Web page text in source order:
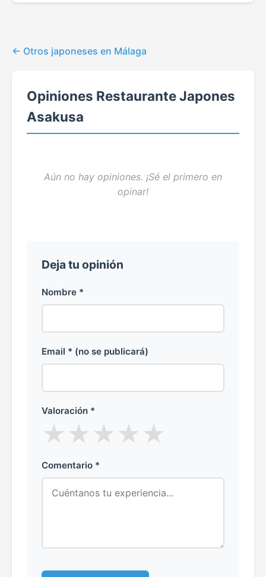
Otros japoneses en Málaga
Opiniones Restaurante Japones
Asakusa
Aún no hay opiniones. ¡Sé el primero en
opinar!
Deja tu opinión
Nombre *
Email * (no se publicará)
Valoración *
★
★
★
★
★
Comentario *